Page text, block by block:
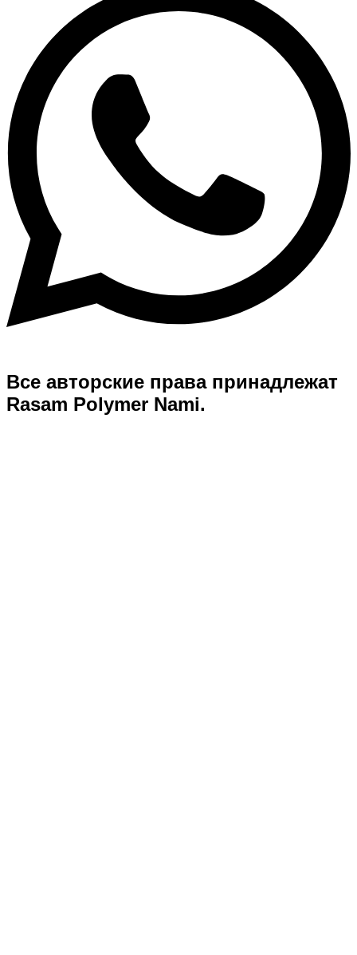
Все авторские права принадлежат
Rasam Polymer Nami.